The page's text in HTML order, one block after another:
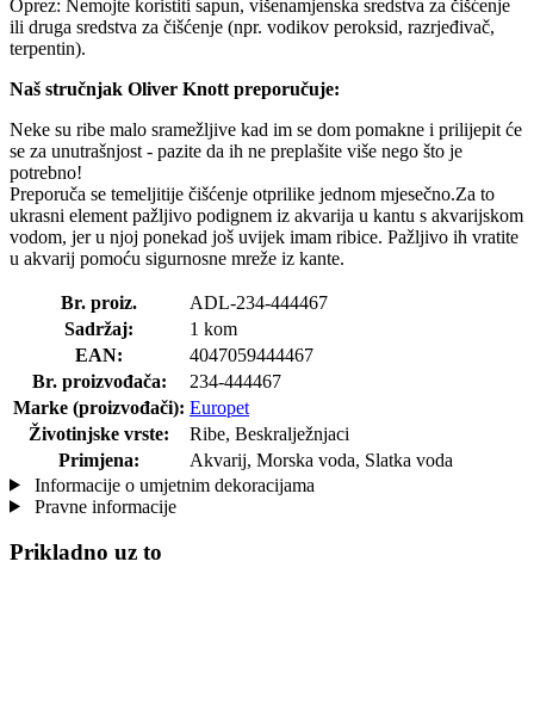
Oprez: Nemojte koristiti sapun, višenamjenska sredstva za čišćenje
ili druga sredstva za čišćenje (npr. vodikov peroksid, razrjeđivač,
terpentin).
Naš stručnjak Oliver Knott preporučuje:
Neke su ribe malo sramežljive kad im se dom pomakne i prilijepit će
se za unutrašnjost - pazite da ih ne preplašite više nego što je
potrebno!
Preporuča se temeljitije čišćenje otprilike jednom mjesečno.Za to
ukrasni element pažljivo podignem iz akvarija u kantu s akvarijskom
vodom, jer u njoj ponekad još uvijek imam ribice. Pažljivo ih vratite
u akvarij pomoću sigurnosne mreže iz kante.
Br. proiz.
ADL-234-444467
Sadržaj:
1 kom
EAN:
4047059444467
Br. proizvođača:
234-444467
Marke (proizvođači): Europet
Životinjske vrste:
Ribe, Beskralježnjaci
Primjena:
Akvarij, Morska voda, Slatka voda
Informacije o umjetnim dekoracijama
Pravne informacije
Prikladno uz to